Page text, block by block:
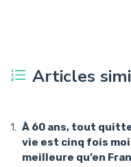
Articles
À 60 ans, tout
vie est cinq fois
meilleure qu’en